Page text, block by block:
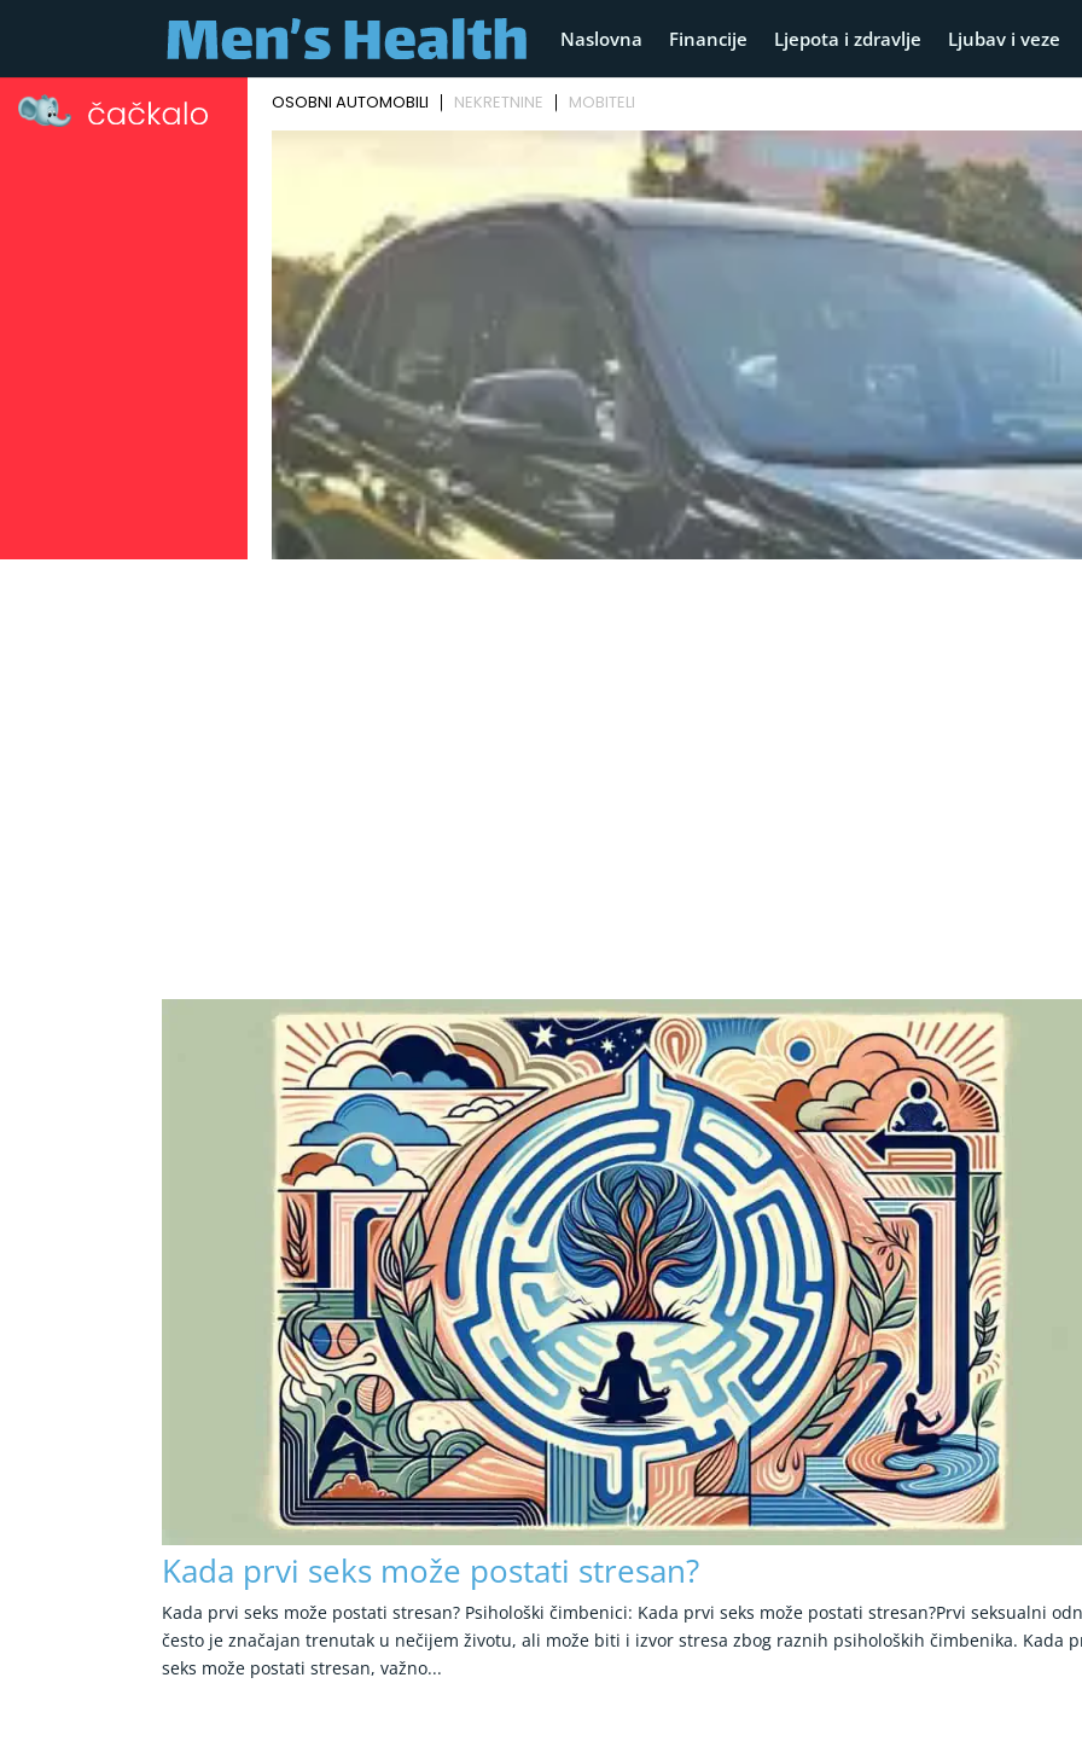
Naslovna Financije Ljepota i zdravlje Ljubav i veze
Kada prvi seks može postati stresan?
Kada prvi seks može postati stresan? Psihološki čimbenici: Kada prvi seks može postati stresan?Prvi seksualni
često je značajan trenutak u nečijem životu, ali može biti i izvor stresa zbog raznih psiholoških čimbenika. Kada
seks može postati stresan, važno...